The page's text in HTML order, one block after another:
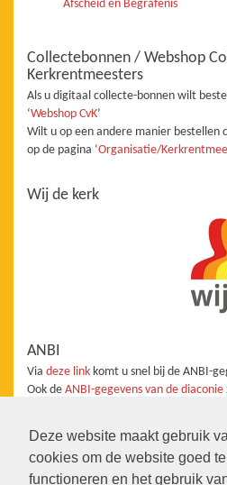
Deze website maakt gebruik
cookies om de website goed
functioneren en het gebruik
Afscheid en Begrafenis
Collectebonnen / Webshop
Kerkrentmeesters
Als u digitaal collecte-bonnen wilt
‘Webshop CvK’
Wilt u op een andere manier bestellen
op de pagina ‘Organisatie/
Wij de kerk
ANBI
Via deze link komt u snel bij de ANBI-
Ook de ANBI-gegevens van de diaconie
Redactie
De website staat onder redactie van
Wanneer u aanvullingen, vragen,